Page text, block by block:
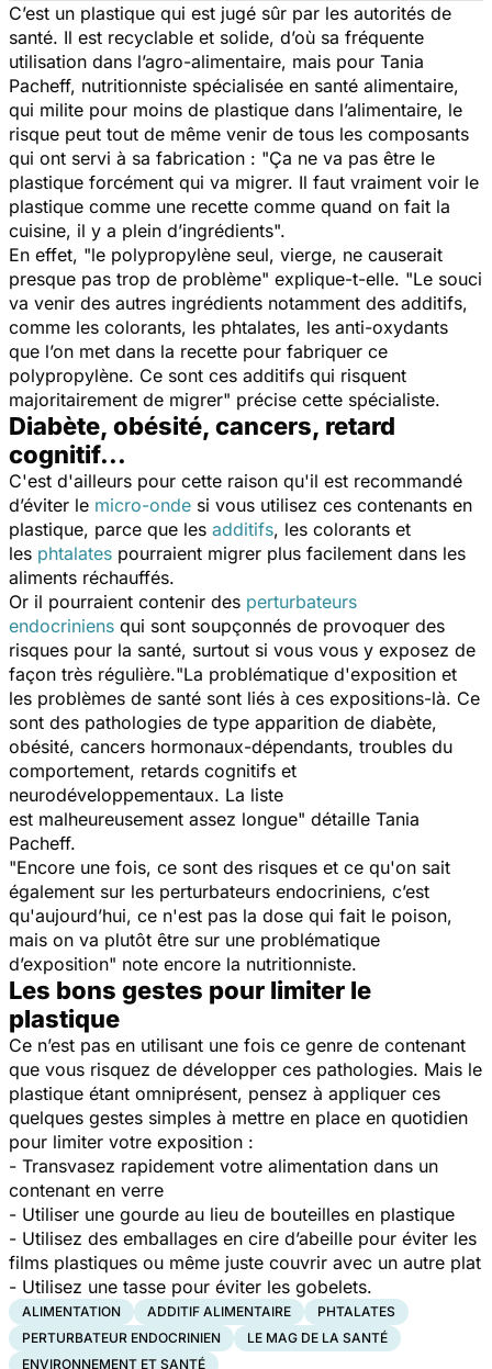
C’est un plastique qui est jugé sûr par les autorités de
santé. Il est recyclable et solide, d’où sa fréquente
utilisation dans l’agro-alimentaire, mais pour Tania
Pacheff, nutritionniste spécialisée en santé alimentaire,
qui milite pour moins de plastique dans l’alimentaire, le
risque peut tout de même venir de tous les composants
qui ont servi à sa fabrication : "Ça ne va pas être le
plastique forcément qui va migrer. Il faut vraiment voir le
plastique comme une recette comme quand on fait la
cuisine, il y a plein d’ingrédients".
En effet, "le polypropylène seul, vierge, ne causerait
presque pas trop de problème" explique-t-elle. "Le souci
va venir des autres ingrédients notamment des additifs,
comme les colorants, les phtalates, les anti-oxydants
que l’on met dans la recette pour fabriquer ce
polypropylène. Ce sont ces additifs qui risquent
majoritairement de migrer" précise cette spécialiste.
Diabète, obésité, cancers, retard
cognitif...
C'est d'ailleurs pour cette raison qu'il est recommandé
d’éviter le micro-onde si vous utilisez ces contenants en
plastique, parce que les additifs, les colorants et
les phtalates pourraient migrer plus facilement dans les
aliments réchauffés.
Or il pourraient contenir des perturbateurs
endocriniens qui sont soupçonnés de provoquer des
risques pour la santé, surtout si vous vous y exposez de
façon très régulière."La problématique d'exposition et
les problèmes de santé sont liés à ces expositions-là. Ce
sont des pathologies de type apparition de diabète,
obésité, cancers hormonaux-dépendants, troubles du
comportement, retards cognitifs et
neurodéveloppementaux. La liste
est malheureusement assez longue" détaille Tania
Pacheff.
"Encore une fois, ce sont des risques et ce qu'on sait
également sur les perturbateurs endocriniens, c’est
qu'aujourd’hui, ce n'est pas la dose qui fait le poison,
mais on va plutôt être sur une problématique
d’exposition" note encore la nutritionniste.
Les bons gestes pour limiter le
plastique
Ce n’est pas en utilisant une fois ce genre de contenant
que vous risquez de développer ces pathologies. Mais le
plastique étant omniprésent, pensez à appliquer ces
quelques gestes simples à mettre en place en quotidien
pour limiter votre exposition :
- Transvasez rapidement votre alimentation dans un
contenant en verre
- Utiliser une gourde au lieu de bouteilles en plastique
- Utilisez des emballages en cire d’abeille pour éviter les
films plastiques ou même juste couvrir avec un autre plat
- Utilisez une tasse pour éviter les gobelets.
ALIMENTATION ADDITIF ALIMENTAIRE
PHTALATES
PERTURBATEUR ENDOCRINIEN
LE MAG DE LA SANTÉ
ENVIRONNEMENT ET SANTÉ